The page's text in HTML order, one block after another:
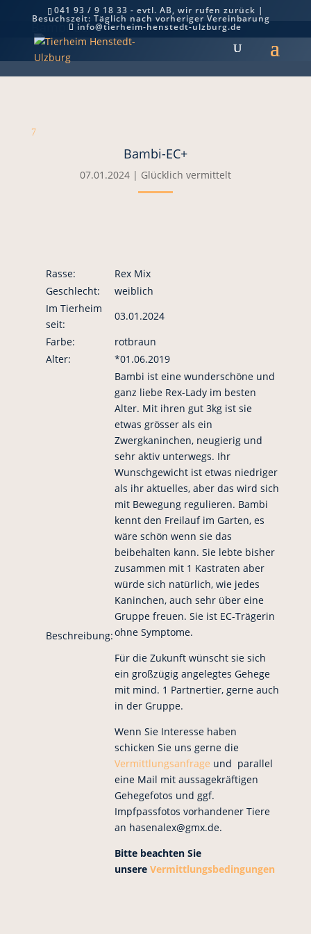
041 93 / 9 18 33 - evtl. AB, wir rufen zurück |
Besuchszeit: Täglich nach vorheriger Vereinbarung
info@tierheim-henstedt-ulzburg.de
Bambi-EC+
7
Bambi-EC+
07.01.2024| Glücklich vermittelt
Rasse:
Rex Mix
Geschlecht:
weiblich
Im Tierheim
seit:
03.01.2024
Farbe:
rotbraun
Alter:
*01.06.2019
Beschreibung:
Bambi ist eine wunderschöne und
ganz liebe Rex-Lady im besten
Alter. Mit ihren gut 3kg ist sie
etwas grösser als ein
Zwergkaninchen, neugierig und
sehr aktiv unterwegs. Ihr
Wunschgewicht ist etwas niedriger
als ihr aktuelles, aber das wird sich
mit Bewegung regulieren. Bambi
kennt den Freilauf im Garten, es
wäre schön wenn sie das
beibehalten kann. Sie lebte bisher
zusammen mit 1 Kastraten aber
würde sich natürlich, wie jedes
Kaninchen, auch sehr über eine
Gruppe freuen. Sie ist EC-Trägerin
ohne Symptome.
Für die Zukunft wünscht sie sich
ein großzügig angelegtes Gehege
mit mind. 1 Partnertier, gerne auch
in der Gruppe.
Wenn Sie Interesse haben
schicken Sie uns gerne die
Vermittlungsanfrage und parallel
eine Mail mit aussagekräftigen
Gehegefotos und ggf.
Impfpassfotos vorhandener Tiere
an hasenalex@gmx.de.
Bitte beachten Sie
unsere Vermittlungsbedingungen